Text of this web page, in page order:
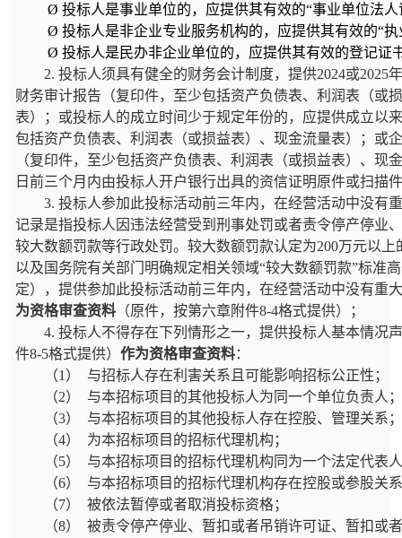
Ø 投标人是事业单位的，应提供其有效的“事业单位法
Ø 投标人是非企业专业服务机构的，应提供其有效的“
Ø 投标人是民办非企业单位的，应提供其有效的登记证
2. 投标人须具有健全的财务会计制度，提供2024或2025
财务审计报告（复印件，至少包括资产负债表、利润表（或
表）；或投标人的成立时间少于规定年份的，应提供成立以
包括资产负债表、利润表（或损益表）、现金流量表）；或
（复印件，至少包括资产负债表、利润表（或损益表）、现
日前三个月内由投标人开户银行出具的资信证明原件或扫描件
3. 投标人参加此投标活动前三年内，在经营活动中没有
记录是指投标人因违法经营受到刑事处罚或者责令停产停业
较大数额罚款等行政处罚。较大数额罚款认定为200万元以上
以及国务院有关部门明确规定相关领域“较大数额罚款”标准
定），提供参加此投标活动前三年内，在经营活动中没有重
为资格审查资料 （原件，按第六章附件8-4格式提供）；
4. 投标人不得存在下列情形之一，提供投标人基本情况
件8-5格式提供） 作为资格审查资料：
（1 ）
与招标人存在利害关系且可能影响招标公正性；
（2）
与本招标项目的其他投标人为同一个单位负责人；
（3）
与本招标项目的其他投标人存在控股、管理关系；
（4）
为本招标项目的招标代理机构；
（5）
与本招标项目的招标代理机构同为一个法定代表
（6）
与本招标项目的招标代理机构存在控股或参股关
（7）
被依法暂停或者取消投标资格；
（8）
被责令停产停业、暂扣或者吊销许可证、暂扣或